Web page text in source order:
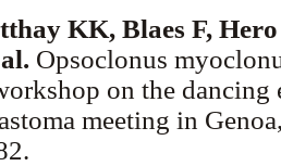
KK, Blaes F,
Opsoclonus
on the dancing
meeting in